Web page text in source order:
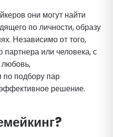
они могут найти
по личности, образу
Независимо от того,
партнера или человека, с
по подбору пар
решение.